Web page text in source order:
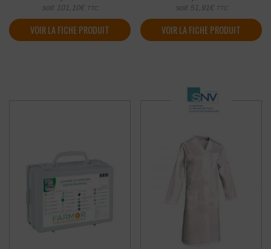
soit 101,10€ TTC
VOIR LA FICHE PRODUIT
soit 51,91 € TTC
VOIR LA FICHE PRODUIT